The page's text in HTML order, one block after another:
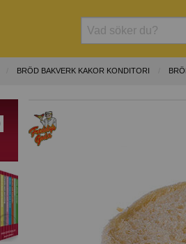
BRÖD BAKVERK KAKOR KONDITORI